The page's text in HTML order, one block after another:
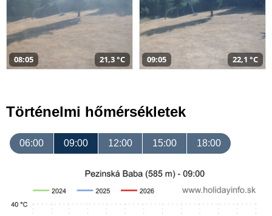
08:05 21,3 °C 09:05 22,1 °C
Történelmi hőmérsékletek
06:00 09:00 12:00 15:00 18:00